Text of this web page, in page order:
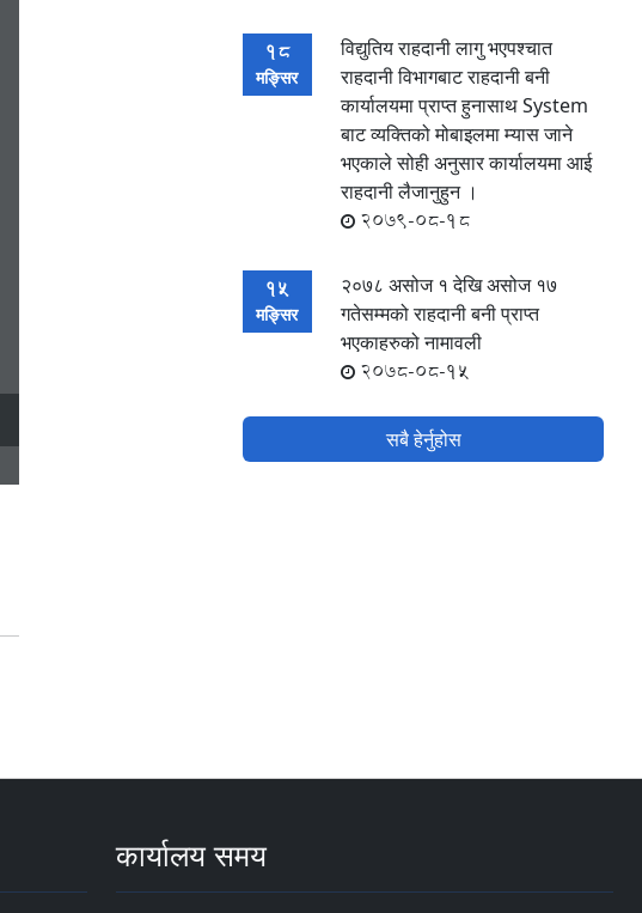
18
मङ्सिर
विद्युतिय राहदानी लागु भएपश्चात
राहदानी विभागबाट राहदानी बनी
कार्यालयमा प्राप्त हुनासाथ System
बाट व्यक्तिको मोबाइलमा म्यास जाने
भएकाले सोही अनुसार कार्यालयमा आई
राहदानी लैजानुहुन ।
2079-08-18
15
मङ्सिर
२०७८ असोज १ देखि असोज १७
गतेसम्मको राहदानी बनी प्राप्त
भएकाहरुको नामावली
2078-08-15
सबै हेर्नुहोस
कार्यालय समय